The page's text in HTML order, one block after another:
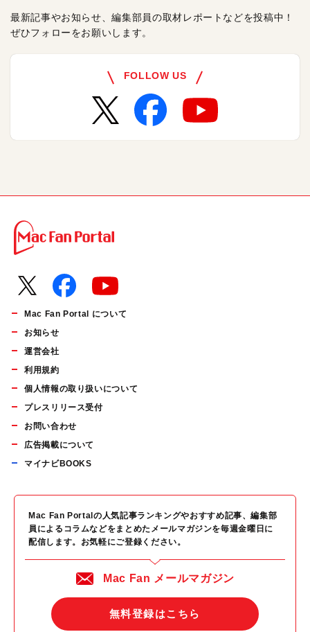
最新記事やお知らせ、編集部員の取材レポートなどを投稿中！
ぜひフォローをお願いします。
FOLLOW US
Mac Fan Portal について
お知らせ
運営会社
利用規約
個人情報の取り扱いについて
プレスリリース受付
お問い合わせ
広告掲載について
マイナビBOOKS
Mac Fan Portalの人気記事ランキングやおすすめ記事、編集部
員によるコラムなどをまとめたメールマガジンを毎週金曜日に
配信します。お気軽にご登録ください。
Mac Fan メールマガジン
無料登録はこちら